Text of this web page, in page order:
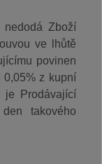
Zboží
ve lhůtě
povinen
0,05% z kupní
je Prodávající
takového